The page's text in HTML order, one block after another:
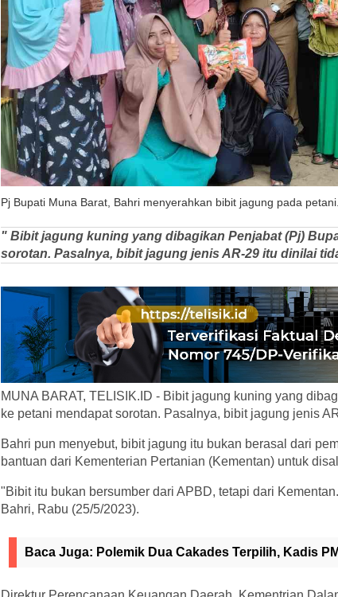
Pj Bupati Muna Barat, Bahri menyerahkan bibit jagung pada
" Bibit jagung kuning yang dibagikan Penjabat (Pj)
sorotan. Pasalnya, bibit jagung jenis AR-29 itu dinilai
MUNA BARAT, TELISIK.ID - Bibit jagung kuning yang
ke petani mendapat sorotan. Pasalnya, bibit jagung jenis
Bahri pun menyebut, bibit jagung itu bukan berasal dari
bantuan dari Kementerian Pertanian (Kementan) untuk
"Bibit itu bukan bersumber dari APBD, tetapi dari
Bahri, Rabu (25/5/2023).
Baca Juga: Polemik Dua Cakades Terpilih, Kadis